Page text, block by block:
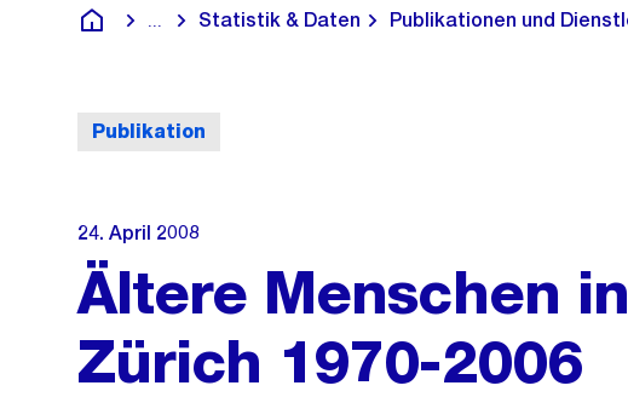
Deutsch
Blende alle Breadcrumbs ein
Statistik & Daten Publikationen und
Publikation
24. April 2008
Ältere Menschen
Zürich 1970-2006